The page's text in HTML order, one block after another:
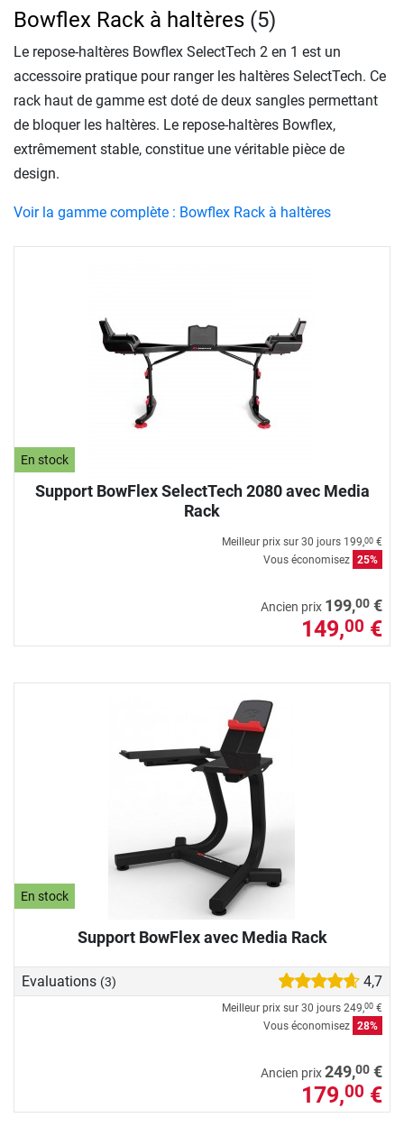
En stock
Support BowFlex SelectTech 2080 avec Media
Rack
Meilleur prix sur 30 jours 199,00 €
Vous économisez 25%
Ancien prix 199,00 €
149,00 €
En stock
Support BowFlex avec Media Rack
Evaluations (3) 4,7
Meilleur prix sur 30 jours 249,00 €
Vous économisez 28%
Ancien prix249,00 €
179,00 €
Bowflex Rack à haltères (5)
Le repose-haltères Bowflex SelectTech 2 en 1 est un
accessoire pratique pour ranger les haltères SelectTech. Ce
rack haut de gamme est doté de deux sangles permettant
de bloquer les haltères. Le repose-haltères Bowflex,
extrêmement stable, constitue une véritable pièce de
design.
Voir la gamme complète : Bowflex Rack à haltères